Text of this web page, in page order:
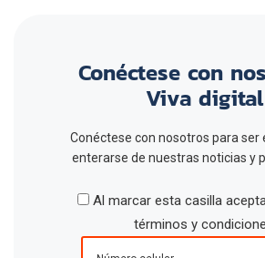
Conéctese con
Viva digital
Conéctese con nosotros para ser
enterarse de nuestras noticias y
Al marcar esta casilla
términos y